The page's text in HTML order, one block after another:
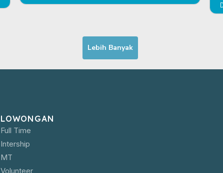
Lebih Banyak
LOWONGAN
Full Time
Intership
MT
Volunteer